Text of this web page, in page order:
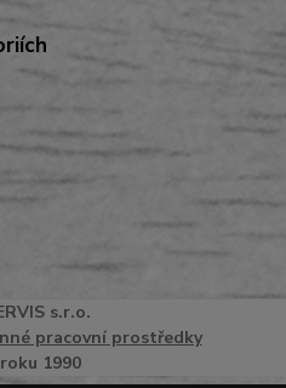
Ss.r.o.
pracovní prostředky
1990